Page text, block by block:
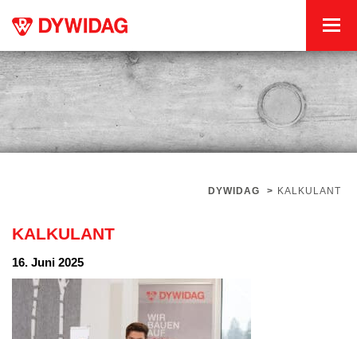
DYWIDAG > KALKULANT
KALKULANT
16. Juni 2025